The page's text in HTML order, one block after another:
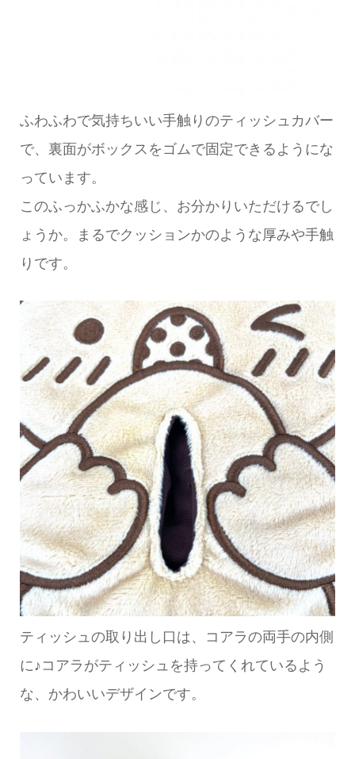
ふわふわで気持ちいい手触りのティッシュカバー
で、裏面がボックスをゴムで固定できるようにな
っています。
このふっかふかな感じ、お分かりいただけるでし
ょうか。まるでクッションかのような厚みや手触
りです。
ティッシュの取り出し口は、コアラの両手の内側
に♪コアラがティッシュを持ってくれているよう
な、かわいいデザインです。